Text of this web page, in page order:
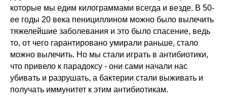
которые мы едим килограммами всегда и везде. В 50-
ее годы 20 века пенициллином можно было вылечить
тяжелейшие заболевания и это было спасение, ведь
то, от чего гарантировано умирали раньше, стало
можно вылечить. Но мы стали играть в антибиотики,
что привело к парадоксу - они сами начали нас
убивать и разрушать, а бактерии стали выживать и
получать иммунитет к этим антибиотикам.
В этом разделе вы сможете найти
все актуальные курсы, семинары,
практикумы и программы
Школы психокинетики Н.Ю. Истомина